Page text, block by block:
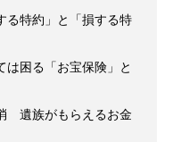
る特約」と「損する特
は困る「お宝保険」と
遺族がもらえるお金